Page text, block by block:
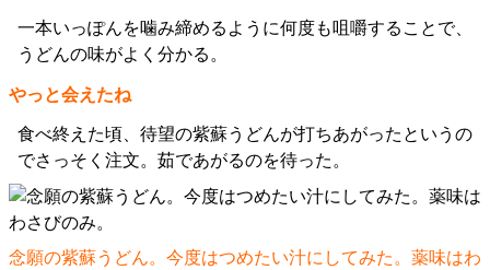
一本いっぽんを噛み締めるように何度も咀嚼することで、
うどんの味がよく分かる。
やっと会えたね
食べ終えた頃、待望の紫蘇うどんが打ちあがったというの
でさっそく注文。茹であがるのを待った。
念願の紫蘇うどん。今度はつめたい汁にしてみた。薬味はわ